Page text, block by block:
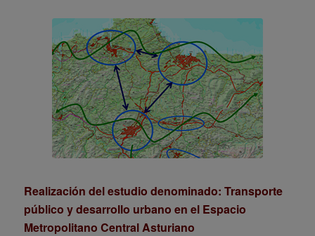
Realización del estudio denominado: Transporte
público y desarrollo urbano en el Espacio
Metropolitano Central Asturiano